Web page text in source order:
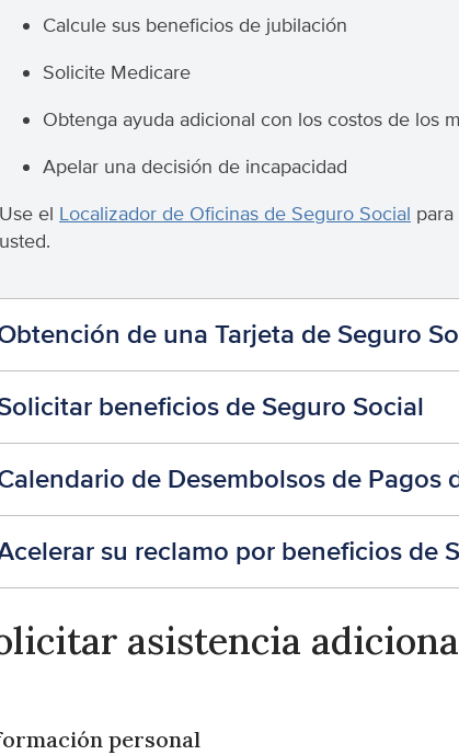
Calcule sus beneficios de jubilación
Solicite Medicare
Obtenga ayuda adicional con los costos de los
Apelar una decisión de incapacidad
Use el Localizador de Oficinas de Seguro Social
usted.
de una Tarjeta de Seguro
beneficios de Seguro Social
de Desembolsos de Pagos
su reclamo por beneficios de
asistencia
personal